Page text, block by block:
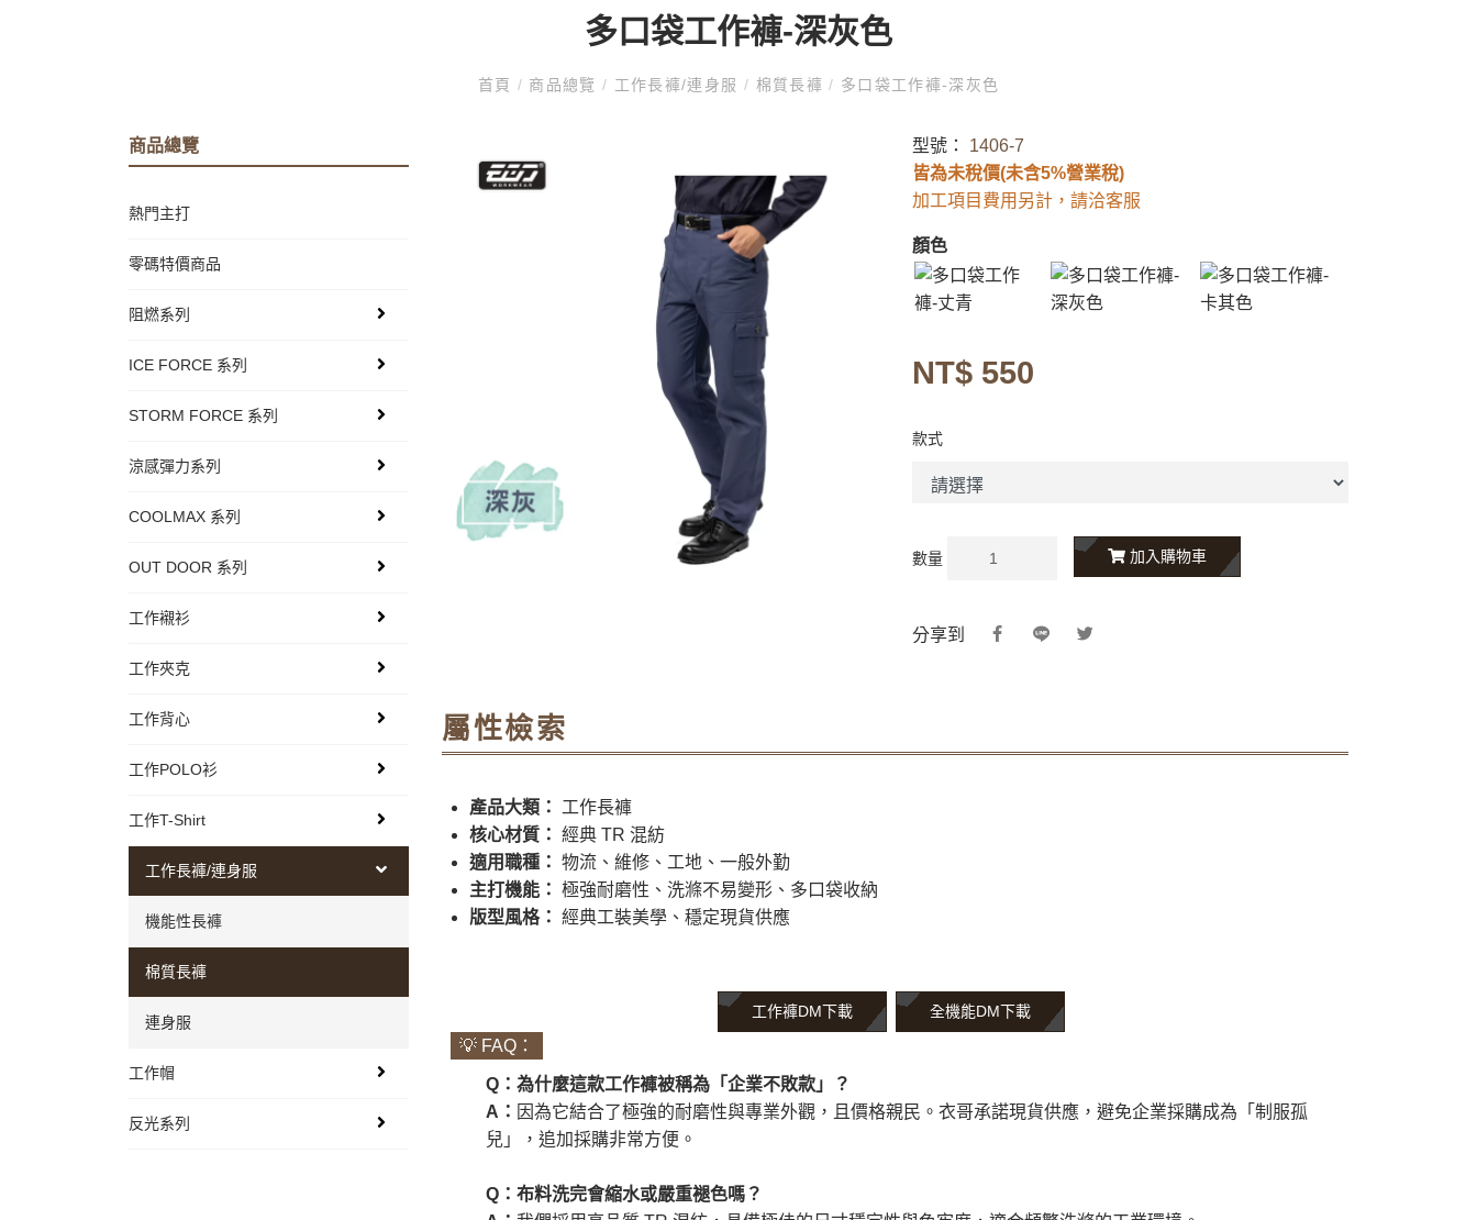
多口袋工作褲-深灰色
首頁 / 商品總覽/ 工作長褲/連身服 / 棉質長褲/ 多口袋工作褲-深灰色
商品總覽
熱門主打
零碼特價商品
阻燃系列
ICE FORCE 系列
STORM FORCE 系列
涼感彈力系列
COOLMAX 系列
OUT DOOR 系列
工作襯衫
工作夾克
工作背心
工作POLO衫
工作T-Shirt
工作長褲/連身服
機能性長褲
棉質長褲
連身服
工作帽
反光系列
型號： 1406-7
皆為未稅價(未含5%營業稅)
加工項目費用另計，請洽客服
顏色
NT$ 550
款式
數量 加入購物車
分享到
屬性檢索
產品大類：
工作長褲
核心材質： 經典 TR 混紡
適用職種： 物流、維修、工地、一般外勤
主打機能： 極強耐磨性、洗滌不易變形、多口袋收納
版型風格： 經典工裝美學、穩定現貨供應
工作褲DM下載 全機能DM下載
💡 FAQ：
Q：為什麼這款工作褲被稱為「企業不敗款」？
A： 因為它結合了極強的耐磨性與專業外觀，且價格親民。衣哥承諾現貨供應，避免企業採購成為「制服孤
兒」，追加採購非常方便。
Q：布料洗完會縮水或嚴重褪色嗎？